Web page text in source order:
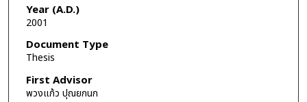
Year (A.D.)
2001
Document Type
Thesis
First Advisor
พวงแก้ว ปุณยกนก